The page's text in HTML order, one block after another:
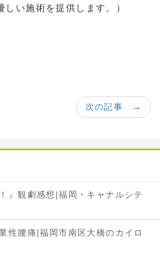
い施術を提供します。）
次の記事 →
』観劇感想|福岡・キャナルシテ
性腰痛|福岡市南区大橋のカイロ